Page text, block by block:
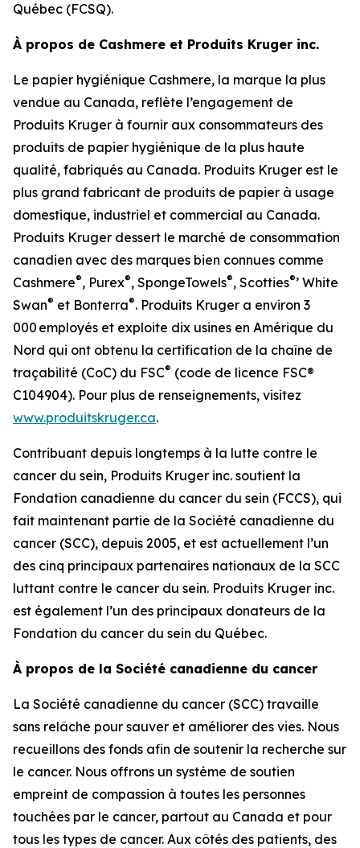
Québec (FCSQ).
À propos de Cashmere et Produits Kruger inc.
Le papier hygiénique Cashmere, la marque la plus
vendue au Canada, reflète l’engagement de
Produits Kruger à fournir aux consommateurs des
produits de papier hygiénique de la plus haute
qualité, fabriqués au Canada. Produits Kruger est le
plus grand fabricant de produits de papier à usage
domestique, industriel et commercial au Canada.
Produits Kruger dessert le marché de consommation
canadien avec des marques bien connues comme
Cashmere®, Purex®, SpongeTowels®, Scotties®’ White
Swan® et Bonterra®. Produits Kruger a environ 3
000 employés et exploite dix usines en Amérique du
Nord qui ont obtenu la certification de la chaîne de
traçabilité (CoC) du FSC® (code de licence FSC®
C104904). Pour plus de renseignements, visitez
www.produitskruger.ca.
Contribuant depuis longtemps à la lutte contre le
cancer du sein, Produits Kruger inc. soutient la
Fondation canadienne du cancer du sein (FCCS), qui
fait maintenant partie de la Société canadienne du
cancer (SCC), depuis 2005, et est actuellement l’un
des cinq principaux partenaires nationaux de la SCC
luttant contre le cancer du sein. Produits Kruger inc.
est également l’un des principaux donateurs de la
Fondation du cancer du sein du Québec.
À propos de la Société canadienne du cancer
La Société canadienne du cancer (SCC) travaille
sans relâche pour sauver et améliorer des vies. Nous
recueillons des fonds afin de soutenir la recherche sur
le cancer. Nous offrons un système de soutien
empreint de compassion à toutes les personnes
touchées par le cancer, partout au Canada et pour
tous les types de cancer. Aux côtés des patients, des